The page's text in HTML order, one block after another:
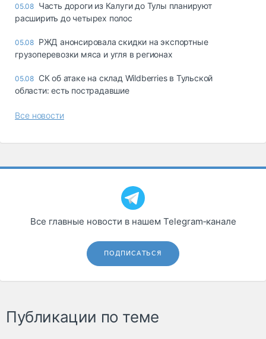
05.08 Часть дороги из Калуги до Тулы планируют
расширить до четырех полос
05.08 РЖД анонсировала скидки на экспортные
грузоперевозки мяса и угля в регионах
05.08 СК об атаке на склад Wildberries в Тульской
области: есть пострадавшие
Все новости
Все главные новости в нашем Telegram‑канале
ПОДПИСАТЬСЯ
Публикации по теме